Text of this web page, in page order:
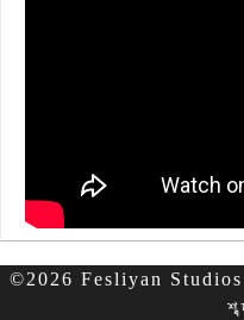
©2026 Fesliyan Studios